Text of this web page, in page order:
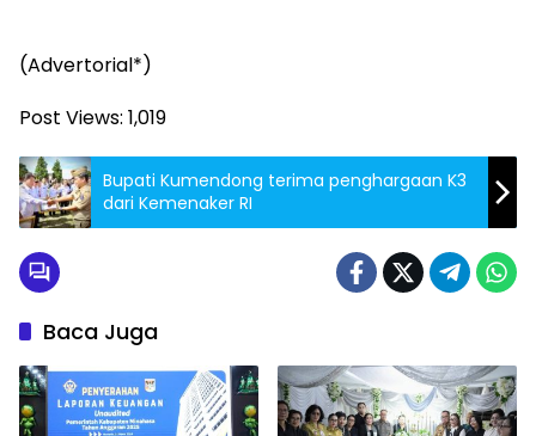
(Advertorial*)
Post Views: 1,019
Bupati Kumendong terima penghargaan K3
dari Kemenaker RI
Baca Juga